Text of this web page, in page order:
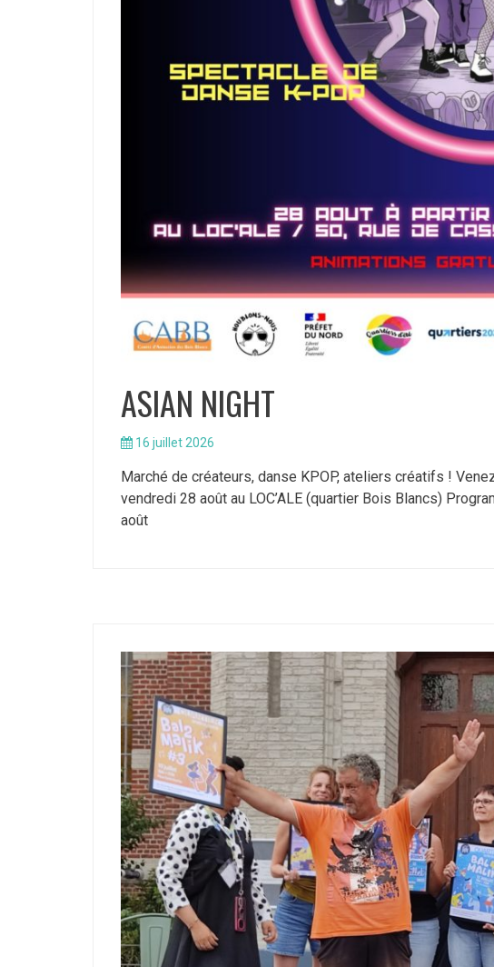
ASIAN NIGHT
16 juillet 2026
Marché de créateurs, danse KPOP, ateliers créatifs !
vendredi 28 août au LOC’ALE (quartier Bois Blancs)
août